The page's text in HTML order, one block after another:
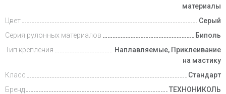
материалы
Цвет
Серый
Серия рулонных материалов
Биполь
Тип крепления
Наплавляемые, Приклеивание
на мастику
Класс
Стандарт
Бренд
ТЕХНОНИКОЛЬ